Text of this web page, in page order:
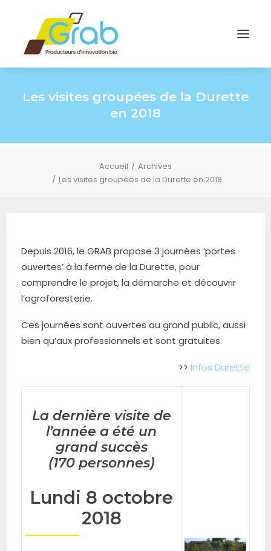
Les visites groupées de la Durette
en 2018
Accueil
Archives
Les visites groupées de la Durette en 2018
Depuis 2016, le GRAB propose 3 journées ‘portes
ouvertes’ à la ferme de la Durette, pour
comprendre le projet, la démarche et découvrir
l’agroforesterie.
Ces journées sont ouvertes au grand public, aussi
bien qu’aux professionnels et sont gratuites.
>> Infos Durette
La dernière visite de
l’année a été un
grand succès
(170 personnes)
Lundi 8 octobre
2018